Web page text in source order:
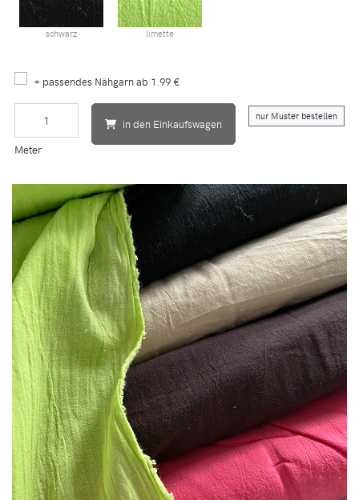
schwarz limette
+ passendes Nähgarn ab 1.99 €
Meter
in den Einkaufswagen
nur Muster bestellen